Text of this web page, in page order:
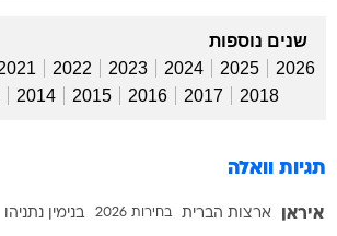
שנים נוספות
2026
2025
2024
2023
2022
2018
2017
2016
2015
2014
תגיות וואלה
איראן ארצות הברית בחירות 2026 בנימין נתניהו